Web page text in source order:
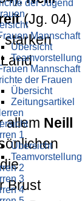
der Jugend
Mannschaft
Übersicht
Teamvorstellung
Mannschaft
der Frauen
Übersicht
Zeitungsartikel
1
Übersicht
Teamvorstellung
2
3
4
(Jg. 04)
starken
allem Neill
Brust